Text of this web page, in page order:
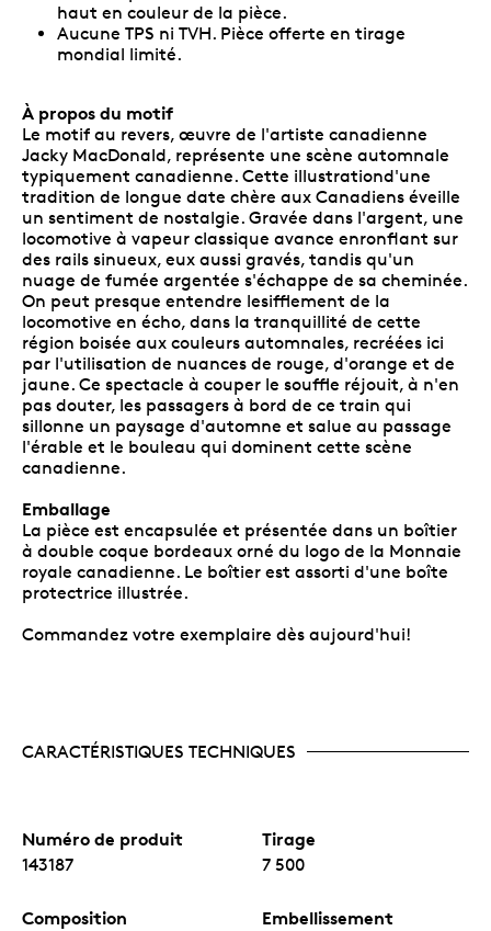
haut en couleur de la pièce.
Aucune TPS ni TVH. Pièce offerte en tirage
mondial limité.
À propos du motif
Le motif au revers, œuvre de l'artiste canadienne
Jacky MacDonald, représente une scène automnale
typiquement canadienne. Cette illustrationd'une
tradition de longue date chère aux Canadiens éveille
un sentiment de nostalgie. Gravée dans l'argent, une
locomotive à vapeur classique avance enronflant sur
des rails sinueux, eux aussi gravés, tandis qu'un
nuage de fumée argentée s'échappe de sa cheminée.
On peut presque entendre lesifflement de la
locomotive en écho, dans la tranquillité de cette
région boisée aux couleurs automnales, recréées ici
par l'utilisation de nuances de rouge, d'orange et de
jaune. Ce spectacle à couper le souffle réjouit, à n'en
pas douter, les passagers à bord de ce train qui
sillonne un paysage d'automne et salue au passage
l'érable et le bouleau qui dominent cette scène
canadienne.
Emballage
La pièce est encapsulée et présentée dans un boîtier
à double coque bordeaux orné du logo de la Monnaie
royale canadienne. Le boîtier est assorti d'une boîte
protectrice illustrée.
Commandez votre exemplaire dès aujourd'hui!
CARACTÉRISTIQUES TECHNIQUES
Numéro de produit
143187
Tirage
7 500
Composition Embellissement